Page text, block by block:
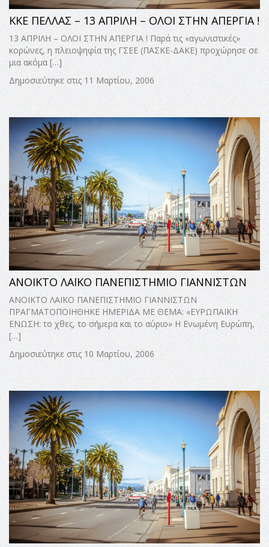
ΚΚΕ ΠΕΛΛΑΣ – 13 ΑΠΡΙΛΗ – ΟΛΟΙ ΣΤΗN ΑΠΕΡΓΙΑ !
13 ΑΠΡΙΛΗ – ΟΛΟΙ ΣΤΗN ΑΠΕΡΓΙΑ ! Παρά τις «αγωνιστικές»
κορώνες, η πλειοψηφία της ΓΣΕΕ (ΠΑΣΚΕ-ΔΑΚΕ) προχώρησε σε
μια ακόμα […]
Δημοσιεύτηκε στις 11 Μαρτίου, 2006
ΑΝΟΙΚΤΟ ΛΑΪΚΟ ΠΑΝΕΠΙΣΤΗΜΙΟ ΓΙΑΝΝΙΣΤΩΝ
ΑΝΟΙΚΤΟ ΛΑΪΚΟ ΠΑΝΕΠΙΣΤΗΜΙΟ ΓΙΑΝΝΙΣΤΩΝ
ΠΡΑΓΜΑΤΟΠΟΙΗΘΗΚΕ ΗΜΕΡΙΔΑ ΜΕ ΘΕΜΑ: «ΕΥΡΩΠΑΪΚΗ
ΕΝΩΣΗ: το χθες, το σήμερα και το αύριο» Η Ενωμένη Ευρώπη,
[…]
Δημοσιεύτηκε στις 10 Μαρτίου, 2006